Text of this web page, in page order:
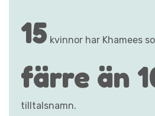
15 kvinnor har Khamees
färre än
tilltalsnamn.